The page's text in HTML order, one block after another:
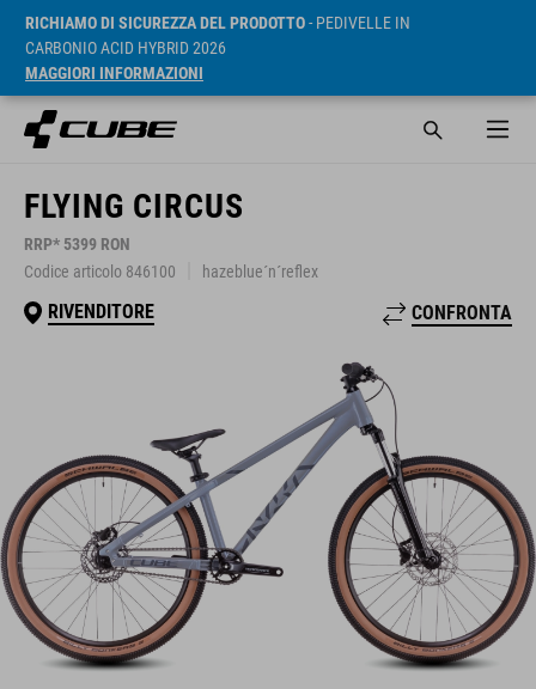
RICHIAMO DI SICUREZZA DEL PRODOTTO- PEDIVELLE IN
CARBONIO ACID HYBRID 2026
MAGGIORI INFORMAZIONI
FLYING CIRCUS
RRP* 5399 RON
Codice articolo 846100
hazeblue´n´reflex
RIVENDITORE CONFRONTA